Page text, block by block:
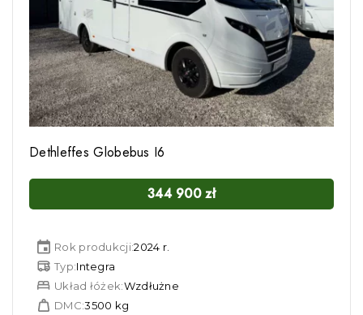
Dethleffes Globebus I6
344 900zł
Rok produkcji:2024 r.
Typ:Integra
Układ łóżek:Wzdłużne
DMC:3500 kg